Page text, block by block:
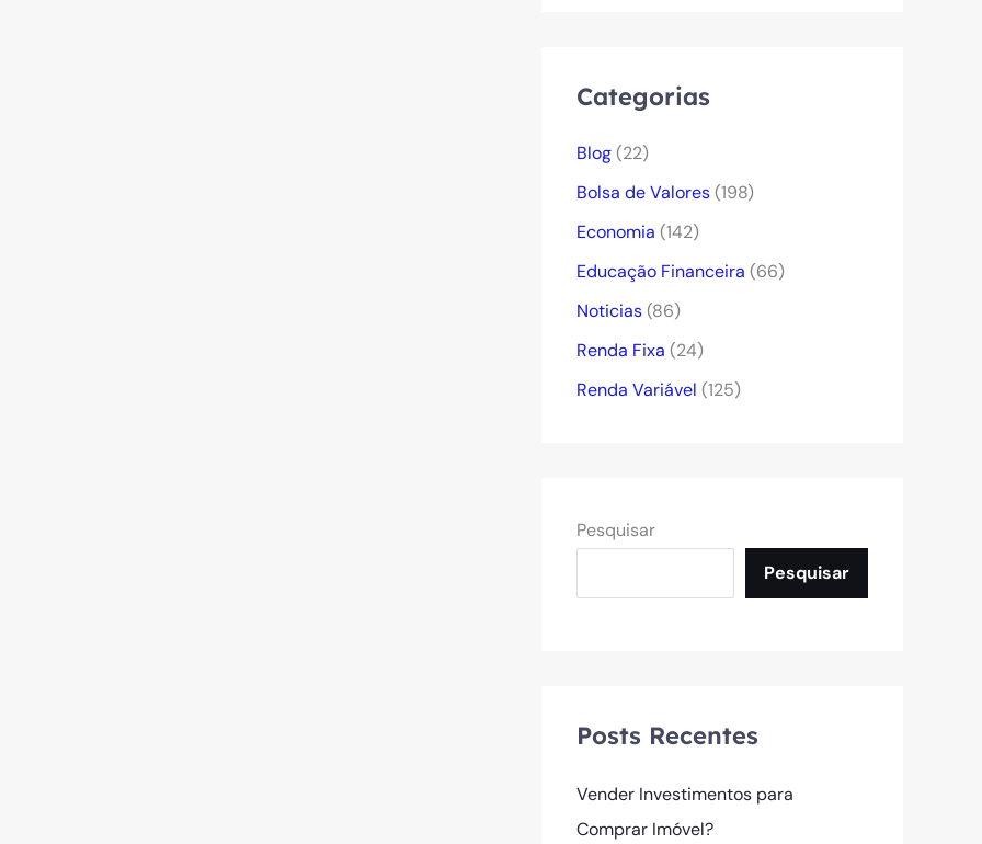
Categorias
Blog(22)
Bolsa de Valores(198)
Economia (142)
Educação Financeira (66)
Noticias(86)
Renda Fixa (24)
Renda Variável (125)
Pesquisar
Pesquisar
Posts Recentes
Vender Investimentos para
Comprar Imóvel?